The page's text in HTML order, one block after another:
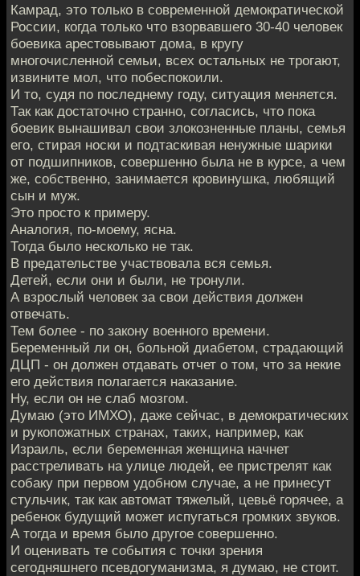
Камрад, это только в современной демократической
России, когда только что взорвавшего 30-40 человек
боевика арестовывают дома, в кругу
многочисленной семьи, всех остальных не трогают,
извините мол, что побеспокоили.
И то, судя по последнему году, ситуация меняется.
Так как достаточно странно, согласись, что пока
боевик вынашивал свои злокозненные планы, семья
его, стирая носки и подтаскивая ненужные шарики
от подшипников, совершенно была не в курсе, а чем
же, собственно, занимается кровинушка, любящий
сын и муж.
Это просто к примеру.
Аналогия, по-моему, ясна.
Тогда было несколько не так.
В предательстве участвовала вся семья.
Детей, если они и были, не тронули.
А взрослый человек за свои действия должен
отвечать.
Тем более - по закону военного времени.
Беременный ли он, больной диабетом, страдающий
ДЦП - он должен отдавать отчет о том, что за некие
его действия полагается наказание.
Ну, если он не слаб мозгом.
Думаю (это ИМХО), даже сейчас, в демократических
и рукопожатных странах, таких, например, как
Израиль, если беременная женщина начнет
расстреливать на улице людей, ее пристрелят как
собаку при первом удобном случае, а не принесут
стульчик, так как автомат тяжелый, цевьё горячее, а
ребенок будущий может испугаться громких звуков.
А тогда и время было другое совершенно.
И оценивать те события с точки зрения
сегодняшнего псевдогуманизма, я думаю, не стоит.